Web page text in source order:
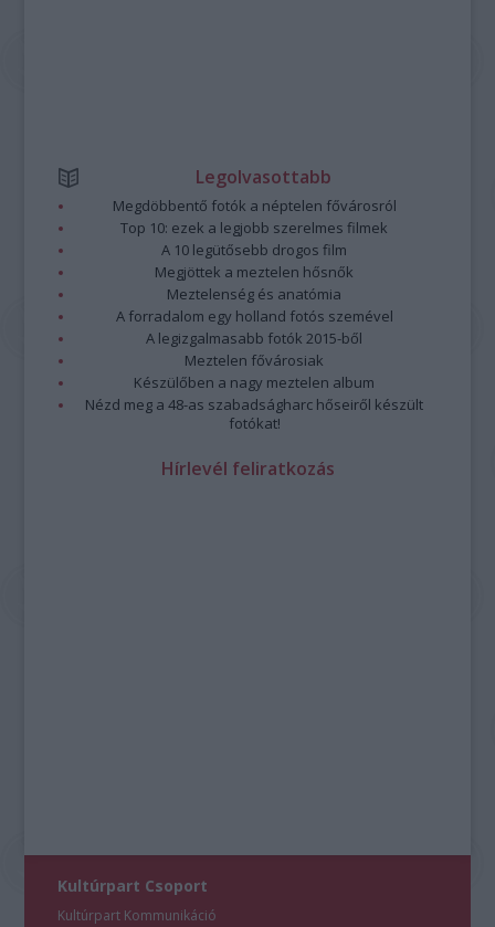
Legolvasottabb
Megdöbbentő fotók a néptelen fővárosról
Top 10: ezek a legjobb szerelmes filmek
A 10 legütősebb drogos film
Megjöttek a meztelen hősnők
Meztelenség és anatómia
A forradalom egy holland fotós szemével
A legizgalmasabb fotók 2015-ből
Meztelen fővárosiak
Készülőben a nagy meztelen album
Nézd meg a 48-as szabadságharc hőseiről készült
fotókat!
Hírlevél feliratkozás
Kultúrpart Csoport
Kultúrpart Kommunikáció